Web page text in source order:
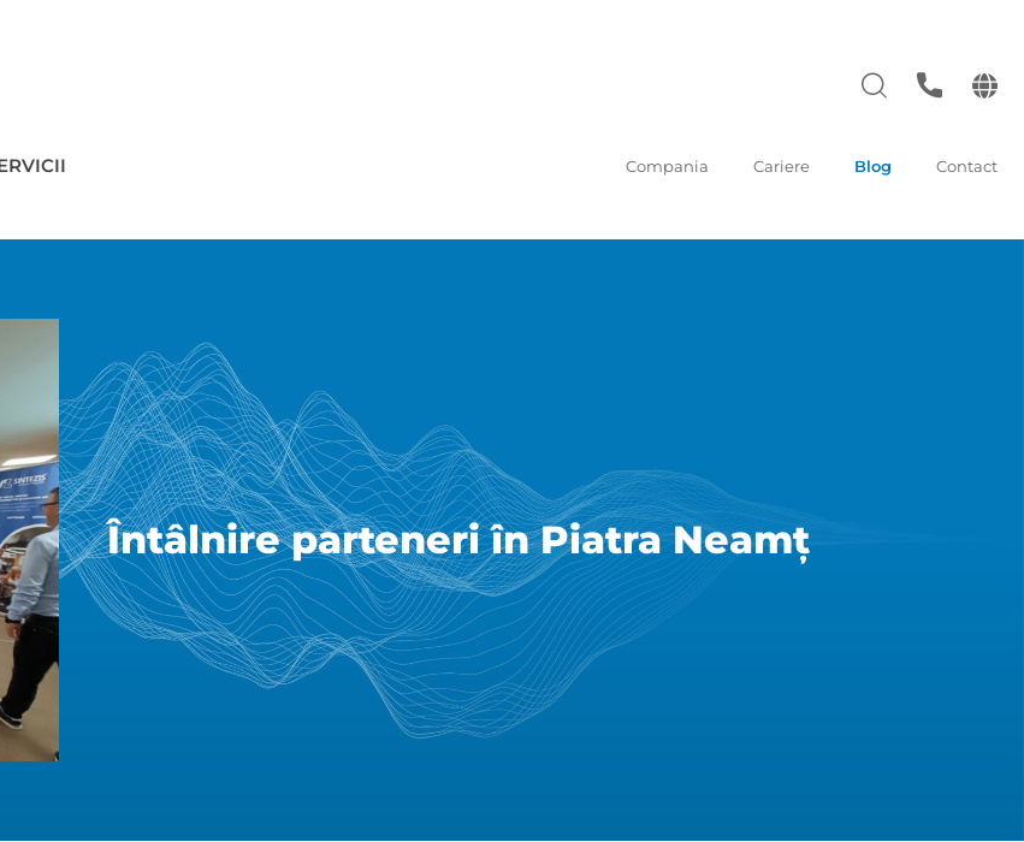
Compania Cariere Blog Contact
Întâlnire parteneri în Piatra Neamț